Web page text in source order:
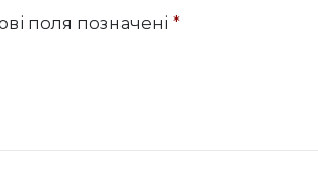
поля позначені *